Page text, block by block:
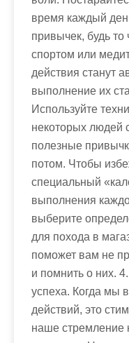
время каждый
привычек, будь то
спортом или
действия станут
выполнение их
Используйте
некоторых людей
полезные
потом. Чтобы
специальный
выполнения
выберите
для похода в
поможет вам не
и помнить о них.
успеха. Когда мы
действий, это
наше стремление